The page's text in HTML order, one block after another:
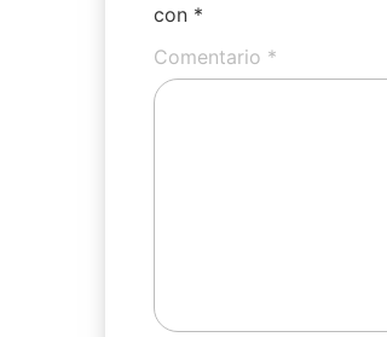
con *
Comentario *